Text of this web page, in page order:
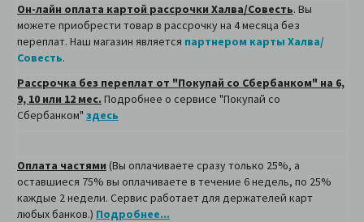
Он-лайн оплата картой рассрочки Халва/Совесть. Вы
можете приобрести товар в рассрочку на 4 месяца без
переплат. Наш магазин является партнером карты Халва/
Совесть.
Рассрочка без переплат от "Покупай со Сбербанком" на 6,
9, 10 или 12 мес. Подробнее о сервисе "Покупай со
Сбербанком" здесь
Оплата частями (Вы оплачиваете сразу только 25%, а
оставшиеся 75% вы оплачиваете в течение 6 недель, по 25%
каждые 2 недели. Сервис работает для держателей карт
любых банков.) Подробнее...